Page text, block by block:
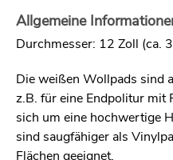
Allgemeine
Durchmesser: 12 Zoll (ca.
Die weißen Wollpads sind
z.B. für eine Endpolitur mit
sich um eine hochwertige
sind saugfähiger als
Flächen geeignet.